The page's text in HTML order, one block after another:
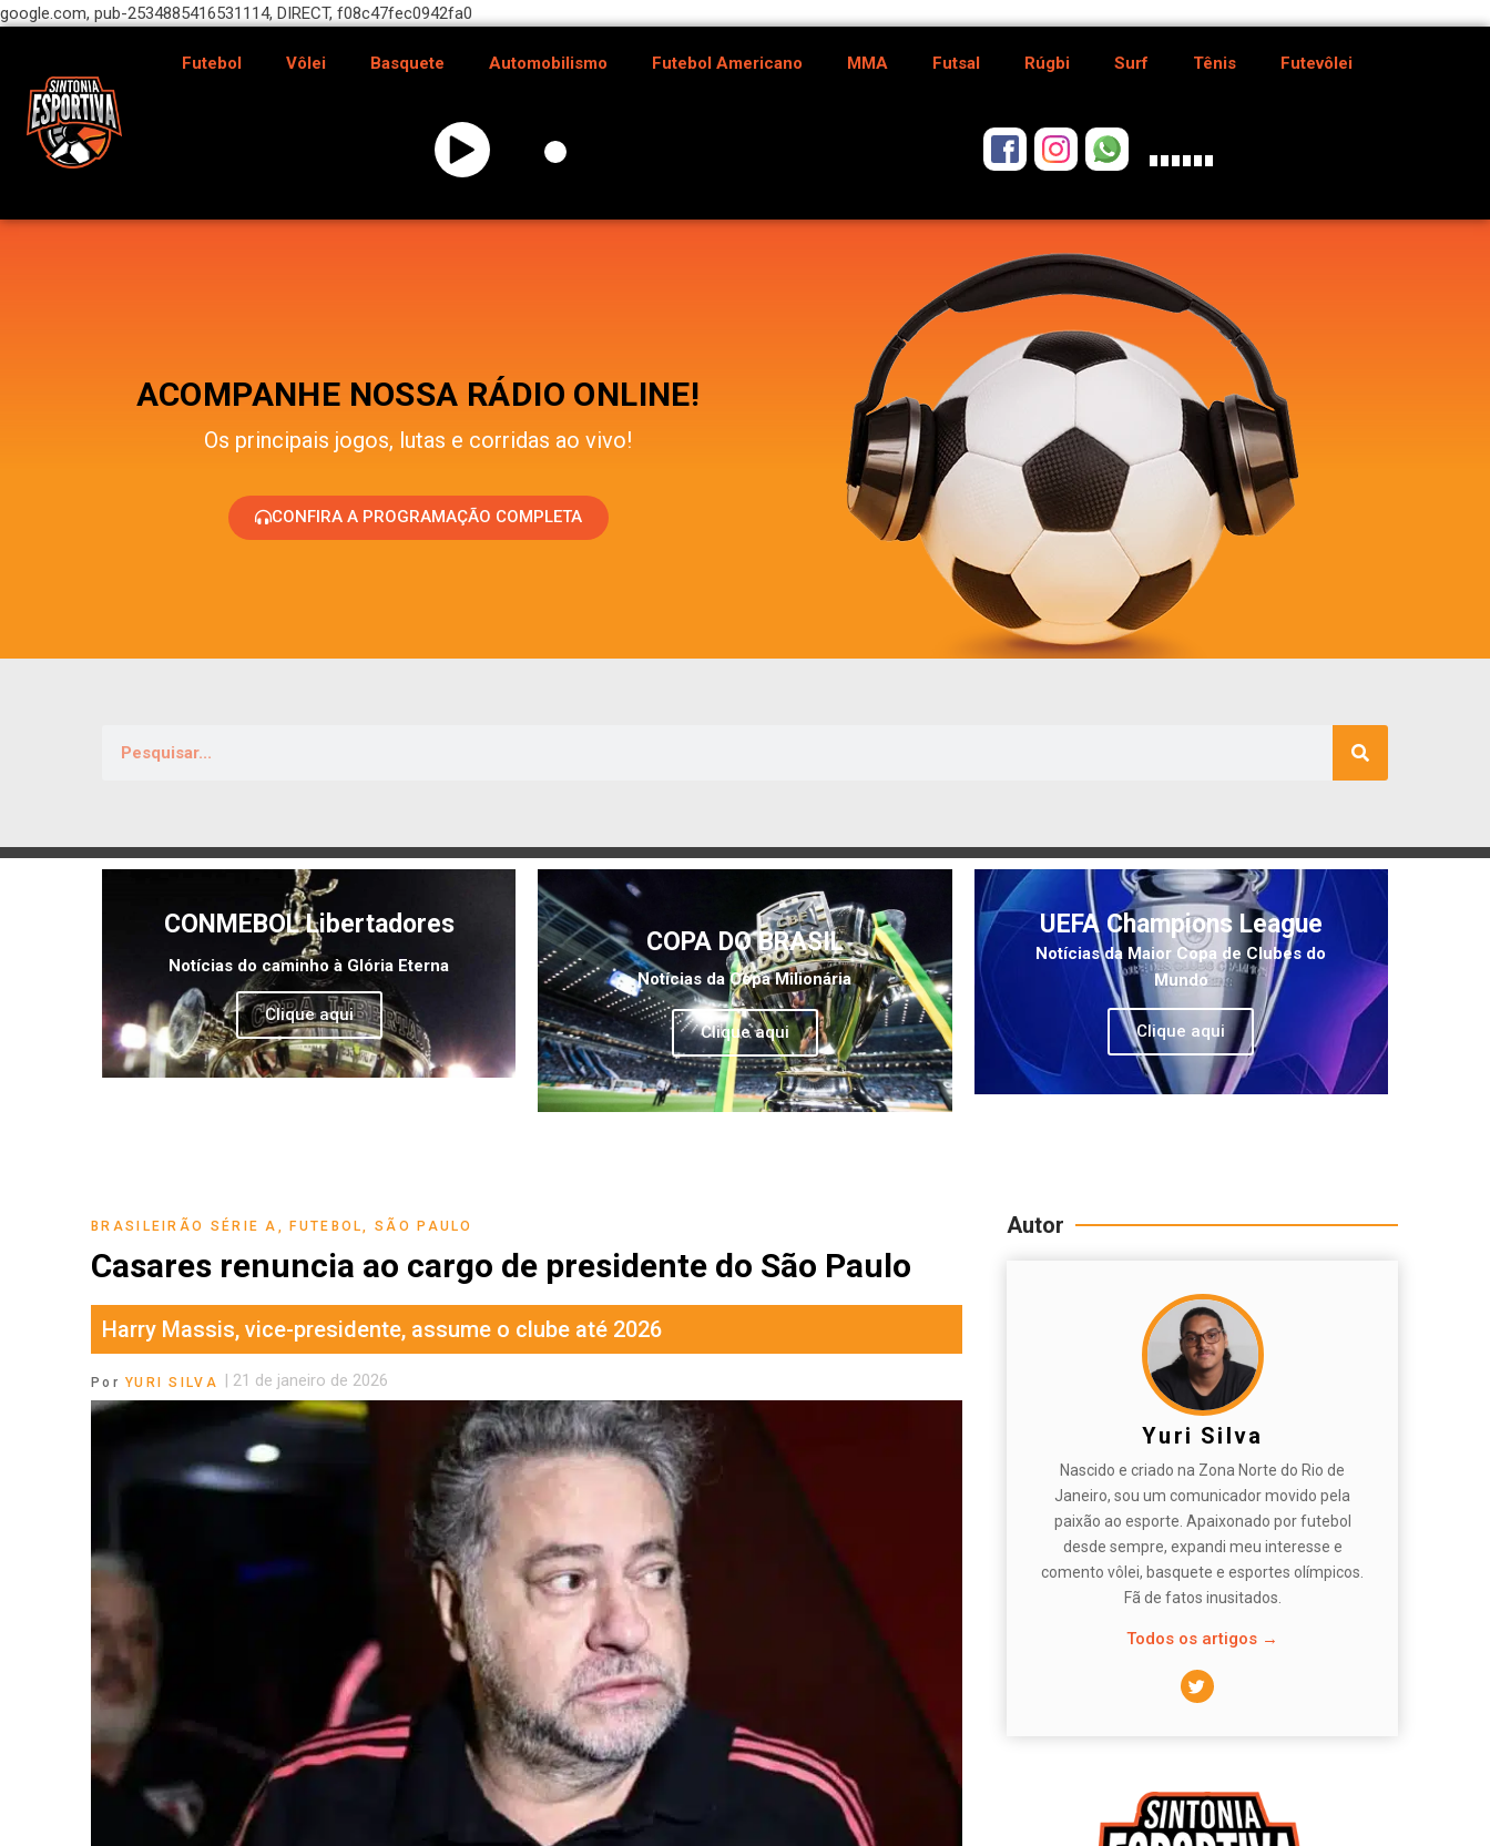
google.com, pub-2534885416531114, DIRECT, f08c47fec0942fa0
Futebol Vôlei Basquete Automobilismo Futebol Americano MMA Futsal Rúgbi Surf Tênis Futevôlei
ACOMPANHE NOSSA RÁDIO ONLINE!
Os principais jogos, lutas e corridas ao vivo!
CONFIRA A PROGRAMAÇÃO COMPLETA
CONMEBOL Libertadores
Notícias do caminho à Glória Eterna
Clique aqui
COPA DO BRASIL
Notícias da Copa Milionária
Clique aqui
UEFA Champions League
Notícias da Maior Copa de Clubes do
Mundo
Clique aqui
BRASILEIRÃO SÉRIE A , FUTEBOL,SÃO PAULO
Casares renuncia ao cargo de presidente do São Paulo
Harry Massis, vice-presidente, assume o clube até 2026
Por YURI SILVA | 21 de janeiro de 2026
Autor
Yuri Silva
Nascido e criado na Zona Norte do Rio de
Janeiro, sou um comunicador movido pela
paixão ao esporte. Apaixonado por futebol
desde sempre, expandi meu interesse e
comento vôlei, basquete e esportes olímpicos.
Fã de fatos inusitados.
Todos os artigos →